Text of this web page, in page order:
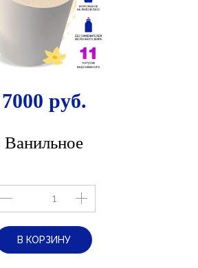
7000 руб.
Ванильное
В КОРЗИНУ